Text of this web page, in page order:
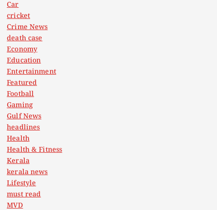
Car
cricket
Crime News
death case
Economy
Education
Entertainment
Featured
Football
Gaming
Gulf News
headlines
Health
Health & Fitness
Kerala
kerala news
Lifestyle
must read
MVD